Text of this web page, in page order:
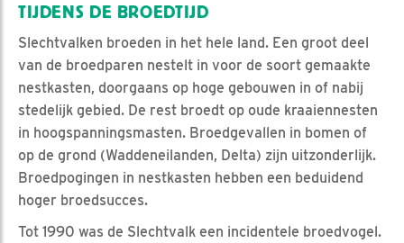
TIJDENS DE BROEDTIJD
Slechtvalken broeden in het hele land. Een groot deel
van de broedparen nestelt in voor de soort gemaakte
nestkasten, doorgaans op hoge gebouwen in of nabij
stedelijk gebied. De rest broedt op oude kraaiennesten
in hoogspanningsmasten. Broedgevallen in bomen of
op de grond (Waddeneilanden, Delta) zijn uitzonderlijk.
Broedpogingen in nestkasten hebben een beduidend
hoger broedsucces.
Tot 1990 was de Slechtvalk een incidentele broedvogel.